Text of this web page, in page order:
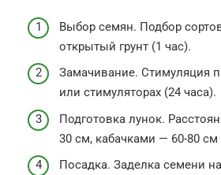
Выбор семян. Подбор
открытый грунт (1 час).
Замачивание. Стимуляция
или стимуляторах (24 часа).
Подготовка лунок.
30 см, кабачками — 60-80 см
Посадка. Заделка семени